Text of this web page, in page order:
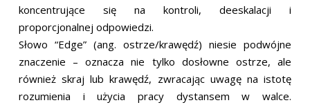
koncentrujące się na kontroli, deeskalacji i
proporcjonalnej odpowiedzi.
Słowo “Edge” (ang. ostrze/krawędź) niesie podwójne
znaczenie – oznacza nie tylko dosłowne ostrze, ale
również skraj lub krawędź, zwracając uwagę na istotę
rozumienia i użycia pracy dystansem w walce.